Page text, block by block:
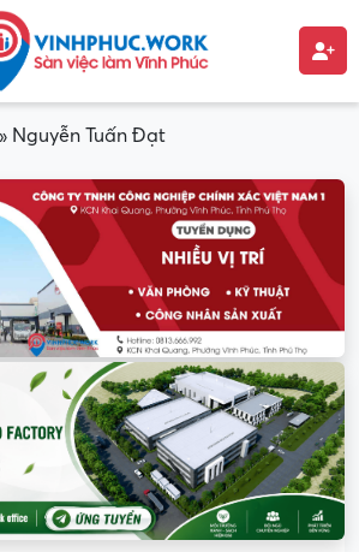
» Nguyễn Tuấn Đạt